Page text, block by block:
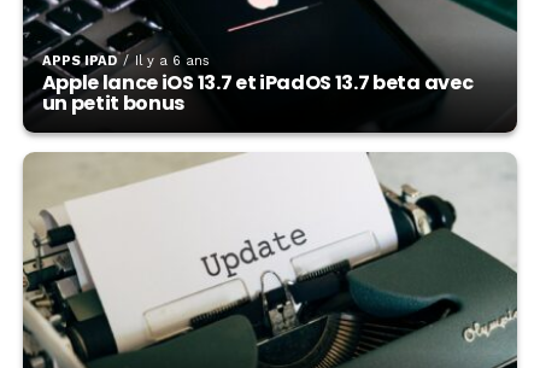
APPS IPAD Il y a 6 ans
Apple lance iOS 13.7 et iPadOS 13.7 beta avec
un petit bonus